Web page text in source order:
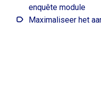
enquête module
Maximaliseer het